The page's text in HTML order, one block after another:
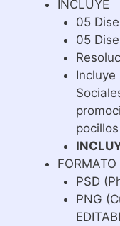
INCLUYE
05
05
Incluye
FORMATO
PSD
PNG